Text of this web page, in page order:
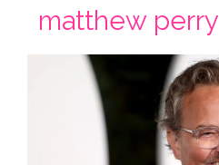
matthew perry